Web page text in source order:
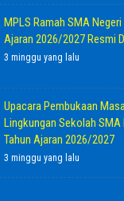
MPLS Ramah SMA Negeri
Ajaran 2026/2027 Resmi
3 minggu yang lalu
Upacara Pembukaan
Lingkungan Sekolah SMA
Tahun Ajaran 2026/2027
3 minggu yang lalu